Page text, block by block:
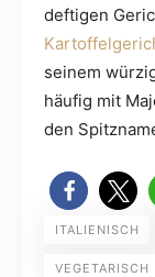
deftigen
seinem
häufig mit
den
ITALIENISCH
VEGETARISCH